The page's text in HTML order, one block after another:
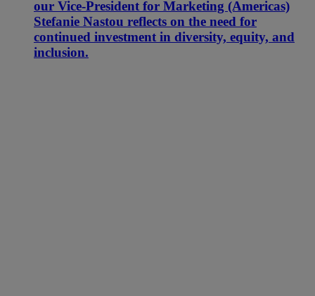
our Vice-President for Marketing (Americas)
Stefanie Nastou reflects on the need for
continued investment in diversity, equity, and
inclusion.